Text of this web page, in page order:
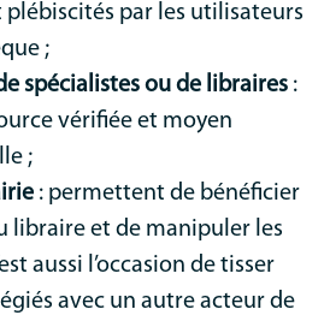
par les utilisateurs
;
spécialistes ou de libraires :
vérifiée et moyen
;
: permettent de bénéficier
libraire et de manipuler les
aussi l’occasion de tisser
avec un autre acteur de